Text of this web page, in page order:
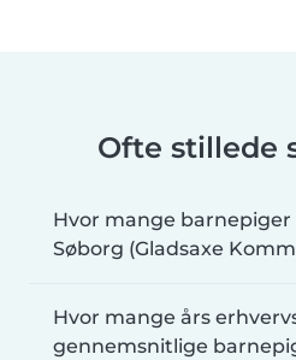
Ofte stillede
Hvor mange
Søborg (Gladsaxe
Hvor mange års
gennemsnitlige